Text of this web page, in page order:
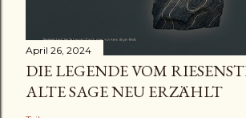
April 26, 2024
DIE LEGENDE VOM
ALTE SAGE NEU ERZÄHLT